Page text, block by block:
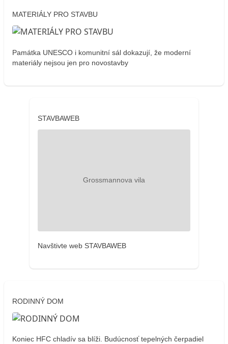
MATERIÁLY PRO STAVBU
Památka UNESCO i komunitní sál dokazují, že moderní
materiály nejsou jen pro novostavby
STAVBAWEB
Navštivte web STAVBAWEB
RODINNÝ DOM
Koniec HFC chladív sa blíži. Budúcnosť tepelných čerpadiel